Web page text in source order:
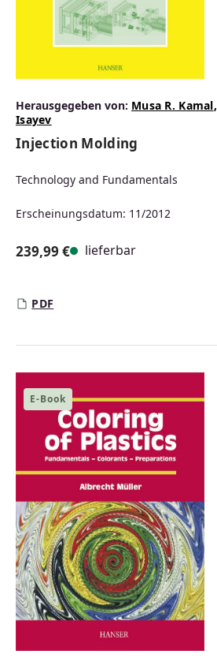
Herausgegeben von: Musa R. Kamal,
Isayev
Injection Molding
Technology and Fundamentals
Erscheinungsdatum: 11/2012
239,99 € lieferbar
PDF
E-Book